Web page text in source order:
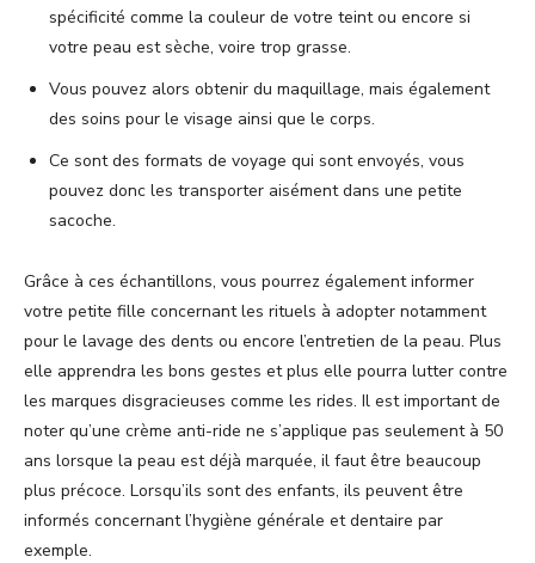
spécificité comme la couleur de votre teint ou encore si
votre peau est sèche, voire trop grasse.
Vous pouvez alors obtenir du maquillage, mais également
des soins pour le visage ainsi que le corps.
Ce sont des formats de voyage qui sont envoyés, vous
pouvez donc les transporter aisément dans une petite
sacoche.
Grâce à ces échantillons, vous pourrez également informer
votre petite fille concernant les rituels à adopter notamment
pour le lavage des dents ou encore l’entretien de la peau. Plus
elle apprendra les bons gestes et plus elle pourra lutter contre
les marques disgracieuses comme les rides. Il est important de
noter qu’une crème anti-ride ne s’applique pas seulement à 50
ans lorsque la peau est déjà marquée, il faut être beaucoup
plus précoce. Lorsqu’ils sont des enfants, ils peuvent être
informés concernant l’hygiène générale et dentaire par
exemple.